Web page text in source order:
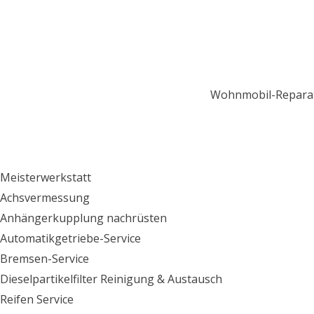
Wohnmobil-
Meisterwerkstatt
Achsvermessung
Anhängerkupplung nachrüsten
Automatikgetriebe-Service
Bremsen-Service
Dieselpartikelfilter Reinigung & Austausch
Reifen Service